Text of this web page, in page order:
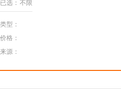
已选： 不限
类型：
价格：
来源：